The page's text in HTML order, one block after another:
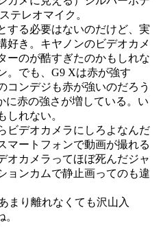
テレオマイク。
る必要はないのだけど、実
好き。キヤノンのビデオカメ
ーのが酷すぎたのかもしれな
。でも、G9 Xは赤が強す
コンデジも赤が強いのだろう
に赤の強さが増している。い
しれない。
デオカメラにしろよなんだ
マートフォンで動画が撮れる
オカメラってほぼ死んだジャ
ョンカムで静止画ってのも違
まり離れなくても沢山入